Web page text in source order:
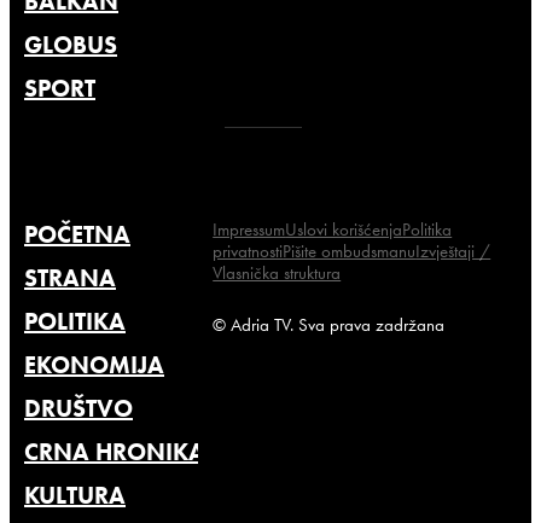
GLOBUS
SPORT
POČETNA
STRANA
POLITIKA
EKONOMIJA
DRUŠTVO
CRNA HRONIKA
KULTURA
ImpressumUslovi korišćenjaPolitika
privatnostiPišite ombudsmanuIzvještaji /
Vlasnička struktura
© Adria TV. Sva prava zadržana